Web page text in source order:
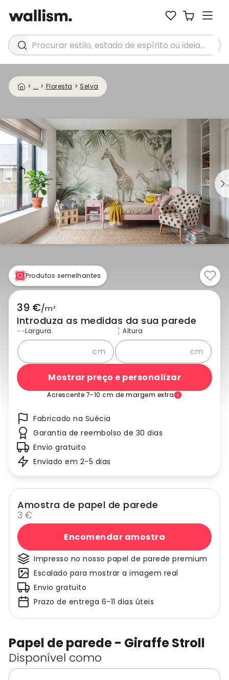
Procurar estilo, estado de espírito ou ideia...
> ... > Floresta > Selva
Papel de parede - Giraffe Stroll
Disponível como
Produtos semelhantes
39 €/m²
Introduza as medidas da sua parede
Largura
cm
Altura
cm
Mostrar preço e personalizar
Acrescente 7-10 cm de margem extra
Fabricado na Suécia
Garantia de reembolso de 30 dias
Envio gratuito
Enviado em 2-5 dias
Amostra de papel de parede
3 €
Encomendar amostra
Impresso no nosso papel de parede premium
Escalado para mostrar a imagem real
Envio gratuito
Prazo de entrega 6-11 dias úteis